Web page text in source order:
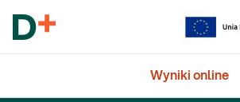
Wyniki online